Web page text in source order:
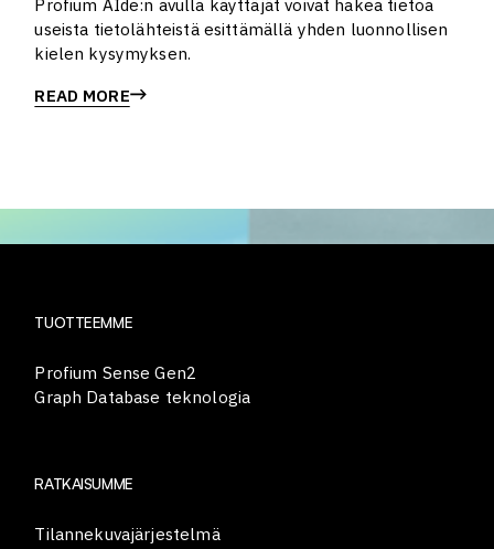
Profium AIde:n avulla käyttäjät voivat hakea tietoa
useista tietolähteistä esittämällä yhden luonnollisen
kielen kysymyksen.
READ MORE
TUOTTEEMME
Profium Sense Gen2
Graph Database teknologia
RATKAISUMME
Tilannekuvajärjestelmä